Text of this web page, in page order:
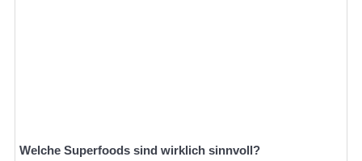
Welche Superfoods sind wirklich sinnvoll?